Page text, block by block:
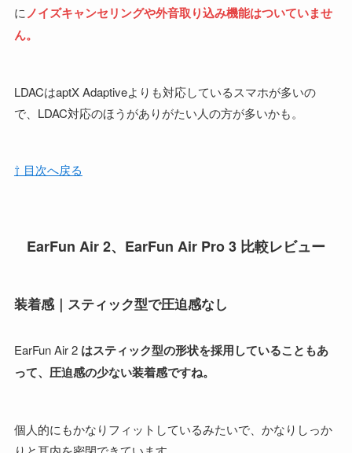
にノイズキャンセリングや外音取り込み機能はついていませ
ん。
LDACはaptX Adaptiveよりも対応しているスマホが多いの
で、LDAC対応のほうがありがたい人の方が多いかも。
⇧ 目次へ戻る
EarFun Air 2、EarFun Air Pro 3 比較レビュー
装着感｜スティック型で圧迫感なし
EarFun Air 2 はスティック型の形状を採用していることもあ
って、圧迫感の少ない装着感ですね。
個人的にもかなりフィットしているみたいで、かなりしっか